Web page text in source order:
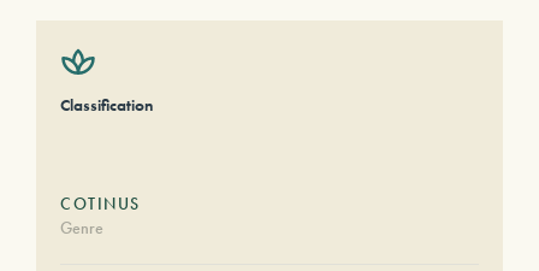
Classification
COTINUS
Genre